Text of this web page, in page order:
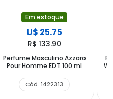
Em estoque
U$ 25.75
R$ 133.90
Perfume Masculino Azzaro
Pour Homme EDT 100 ml
Cód. 1422313